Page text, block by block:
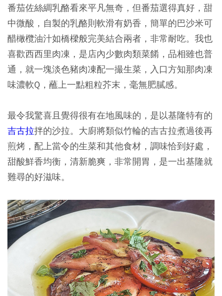
番茄佐絲綢乳酪看來平凡無奇，但番茄選得真好，甜
中微酸，自製的乳酪則軟滑有奶香，簡單的巴沙米可
醋橄欖油汁如橋樑般完美結合兩者，非常耐吃。我也
喜歡西西里肉凍，是店內少數肉類菜餚，品相雖也普
通，就一塊淡色豬肉凍配一撮生菜，入口方知那肉凍
味濃軟Q，蘸上一點粗粒芥末，毫無肥膩感。
最令我驚喜且覺得很有在地風味的，是以基隆特有的
吉古拉拌的沙拉。大廚將類似竹輪的吉古拉煮過後再
煎烤，配上當令的生菜和其他食材，調味恰到好處，
甜酸鮮香均衡，清新脆爽，非常開胃，是一出基隆就
難尋的好滋味。